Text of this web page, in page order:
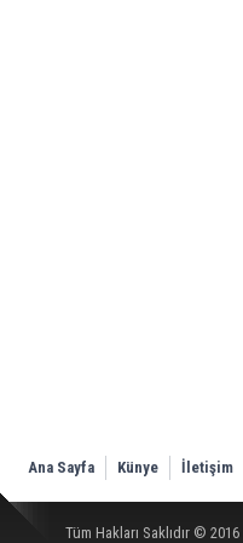
Ana Sayfa Künye İletişim
Tüm Hakları Saklıdır © 2016